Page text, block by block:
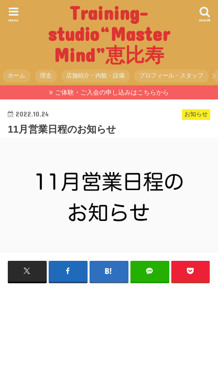
Training-
studio“Master
Mind”恵比寿
search
menu
ホーム 理念 店舗紹介・内観・設備 プロフィール・スタッフ
ご体験・ご入会の申し込みはこちらから
お知らせ
2022.10.24
11月営業日程のお知らせ